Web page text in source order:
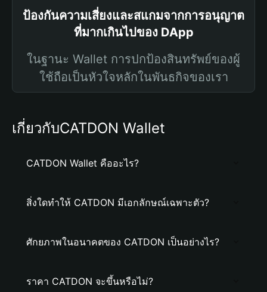
ป้องกันความเสี่ยงและสแกมจากการอนุญาต
ที่มากเกินไปของ DApp
ในฐานะ Wallet การปกป้องสินทรัพย์ของผู้
ใช้ถือเป็นหัวใจหลักในพันธกิจของเรา
เกี่ยวกับCATDON Wallet
CATDON Wallet คืออะไร?
สิ่งใดทำให้ CATDON มีเอกลักษณ์เฉพาะตัว?
ศักยภาพในอนาคตของ CATDON เป็นอย่างไร?
ราคา CATDON จะขึ้นหรือไม่?